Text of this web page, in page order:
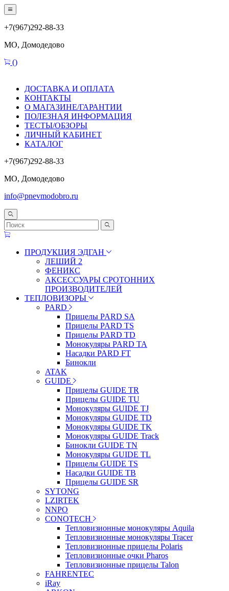
+7(967)292-88-33
МО, Домодедово
()
ДОСТАВКА И ОПЛАТА
КОНТАКТЫ
О МАГАЗИНЕ/ГАРАНТИИ
ПОЛЕЗНАЯ ИНФОРМАЦИЯ
ТЕСТЫ/ОБЗОРЫ
ЛИЧНЫЙ КАБИНЕТ
КАТАЛОГ
+7(967)292-88-33
МО, Домодедово
info@pnevmodobro.ru
ПРОДУКЦИЯ ЭДГАН
ЛЕШИЙ 2
ФЕНИКС
АКСЕССУАРЫ СРОТОННИХ
ПРОИЗВОДИТЕЛЕЙ
ТЕПЛОВИЗОРЫ
PARD
Прицелы PARD SA
Прицелы PARD TS
Прицелы PARD TD
Монокуляры PARD TA
Насадки PARD FT
Бинокли
ATAK
GUIDE
Прицелы GUIDE TR
Прицелы GUIDE TU
Монокуляры GUIDE TJ
Монокуляры GUIDE TD
Монокуляры GUIDE TK
Монокуляры GUIDE Track
Бинокли GUIDE TN
Монокуляры GUIDE TL
Прицелы GUIDE TS
Насадки GUIDE TB
Прицелы GUIDE SR
SYTONG
LZIRTEK
NNPO
CONOTECH
Тепловизионные монокуляры Aquila
Тепловизионные монокуляры Tracer
Тепловизионные прицелы Polaris
Тепловизионные очки Pharos
Тепловизионные прицелы Talon
FAHRENTEC
iRay